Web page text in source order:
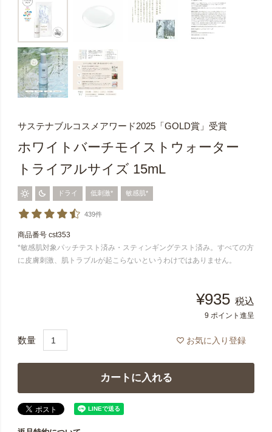
サステナブルコスメアワード2025「GOLD賞」受賞
ホワイトバーチモイストウォーター
トライアルサイズ 15mL
ドライ 低刺激* 敏感肌*
439件
商品番号 cst353
*敏感肌対象パッチテスト済み・スティンギングテスト済み。すべての方
に皮膚刺激、肌トラブルが起こらないというわけではありません。
¥935 税込
9 ポイント進呈
お気に入り登録
カートに入れる